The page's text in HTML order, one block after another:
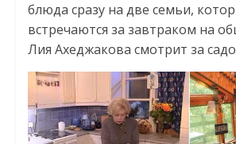
блюда сразу на две семьи,
встречаются за завтраком на
Лия Ахеджакова смотрит за